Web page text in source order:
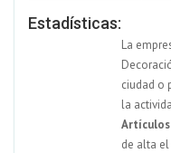
Estadísticas:
La
ciudad o
la
Artículos
de alta el